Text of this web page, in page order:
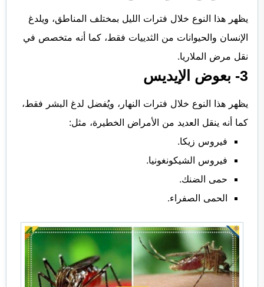
يظهر هذا النوع خلال فترات الليل بمختلف المناطق، ويلدغ
الإنسان والحيوانات من الثدييات فقط، كما أنه متخصص في
نقل مرض الملاريا.
3- بعوض الإيديس
يظهر هذا النوع خلال فترات النهار، ويُفضل لدغ البشر فقط،
كما أنه ينقل العديد من الأمراض الخطيرة، مثل:
فيروس زيكا.
فيروس الشيكونغونيا.
حمى الضنك.
الحمى الصفراء.